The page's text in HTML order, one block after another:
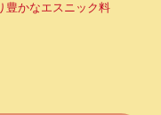
豊かなエスニック料